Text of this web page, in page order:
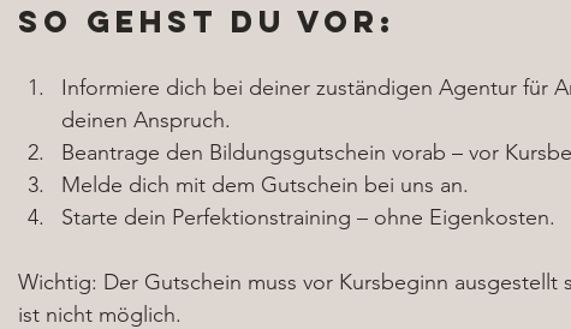
So gehst du vor:
Informiere dich bei deiner zuständigen Agentur für
deinen Anspruch.
Beantrage den Bildungsgutschein vorab – vor
Melde dich mit dem Gutschein bei uns an.
Starte dein Perfektionstraining – ohne Eigenkosten.
Wichtig: Der Gutschein muss vor Kursbeginn ausgestellt
ist nicht möglich.